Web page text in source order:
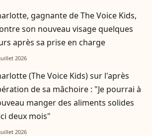
gagnante de The Voice Kids,
son nouveau visage quelques
après sa prise en charge
2026
(The Voice Kids) sur l'après
de sa mâchoire : "Je pourrai à
manger des aliments solides
deux mois"
2026